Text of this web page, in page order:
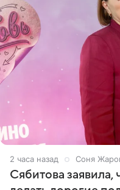
2 часа назад Соня
Сябитова заявила,